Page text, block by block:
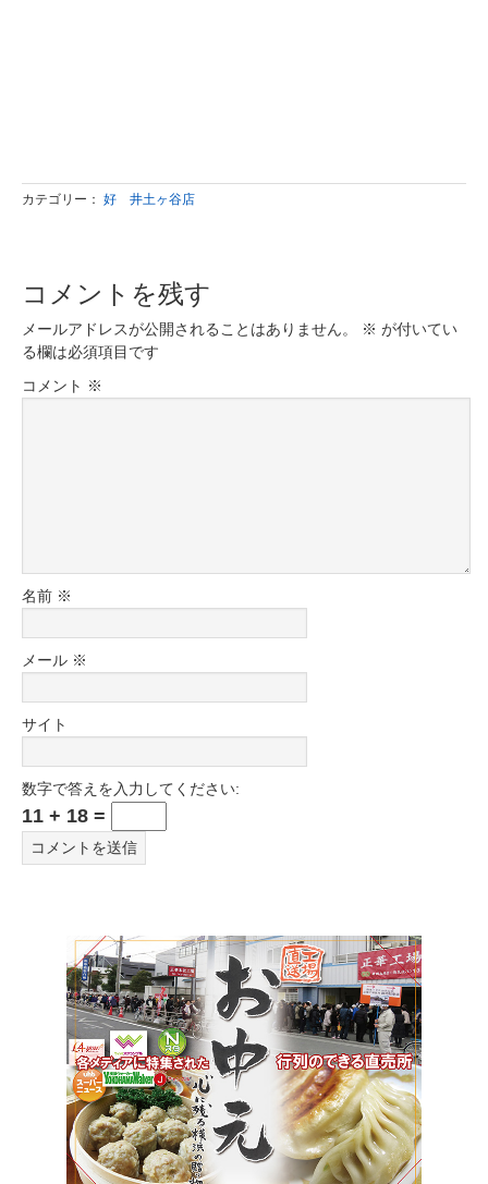
カテゴリー： 好 井土ヶ谷店
コメントを残す
メールアドレスが公開されることはありません。 ※ が付いてい
る欄は必須項目です
コメント ※
名前 ※
メール ※
サイト
数字で答えを入力してください:
11 + 18 =